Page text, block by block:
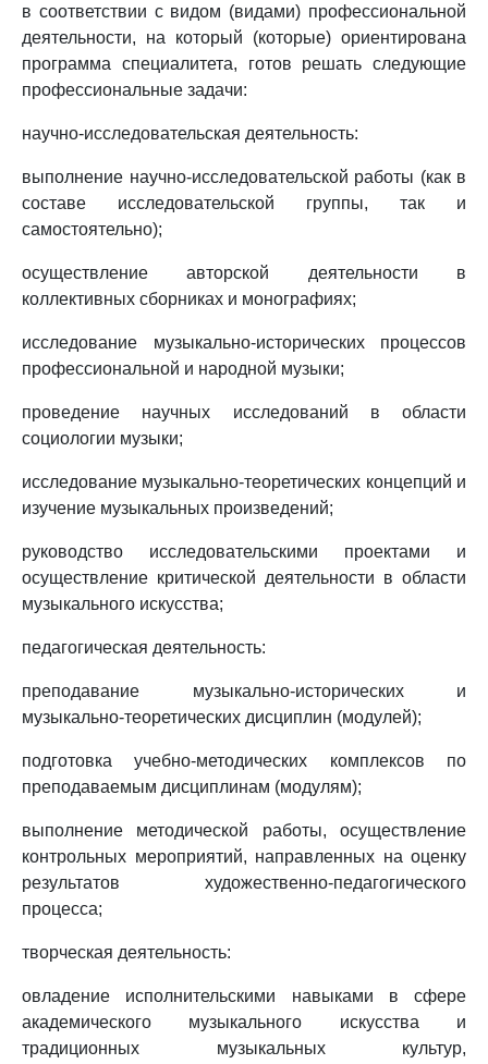
в соответствии с видом (видами) профессиональной
деятельности, на который (которые) ориентирована
программа специалитета, готов решать следующие
профессиональные задачи:
научно-исследовательская деятельность:
выполнение научно-исследовательской работы (как в
составе исследовательской группы, так и
самостоятельно);
осуществление авторской деятельности в
коллективных сборниках и монографиях;
исследование музыкально-исторических процессов
профессиональной и народной музыки;
проведение научных исследований в области
социологии музыки;
исследование музыкально-теоретических концепций и
изучение музыкальных произведений;
руководство исследовательскими проектами и
осуществление критической деятельности в области
музыкального искусства;
педагогическая деятельность:
преподавание музыкально-исторических и
музыкально-теоретических дисциплин (модулей);
подготовка учебно-методических комплексов по
преподаваемым дисциплинам (модулям);
выполнение методической работы, осуществление
контрольных мероприятий, направленных на оценку
результатов художественно-педагогического
процесса;
творческая деятельность:
овладение исполнительскими навыками в сфере
академического музыкального искусства и
традиционных музыкальных культур,